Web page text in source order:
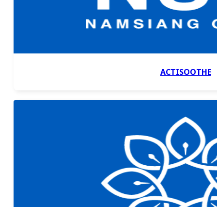
ACTISOOTHE